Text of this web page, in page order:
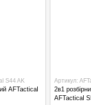
S44 AK
AFTactical
Артикул:
2в1
AFTactical